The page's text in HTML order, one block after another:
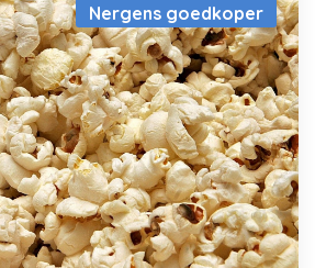
Nergens goedkoper